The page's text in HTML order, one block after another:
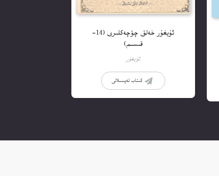
ئۇيغۇر خەلق چۆچەكلىرى (14-
قىسىم)
ئۇيغۇر
كىتاب تەپسىلاتى